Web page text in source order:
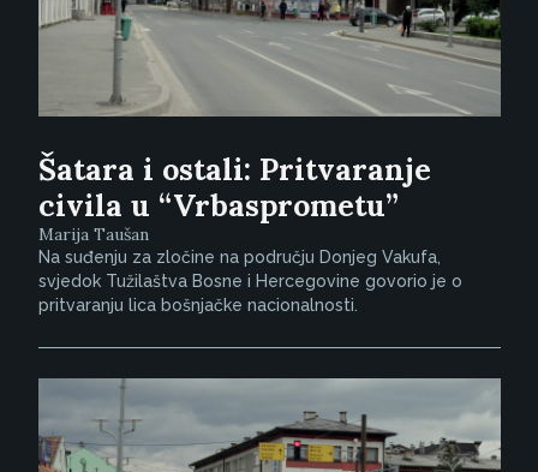
Šatara i ostali: Pritvaranje
civila u “Vrbasprometu”
Marija Taušan
Na suđenju za zločine na području Donjeg Vakufa,
svjedok Tužilaštva Bosne i Hercegovine govorio je o
pritvaranju lica bošnjačke nacionalnosti.